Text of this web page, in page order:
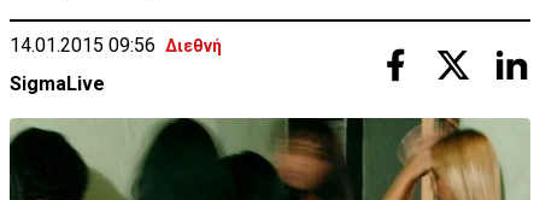
14.01.2015 09:56 Διεθνή
SigmaLive